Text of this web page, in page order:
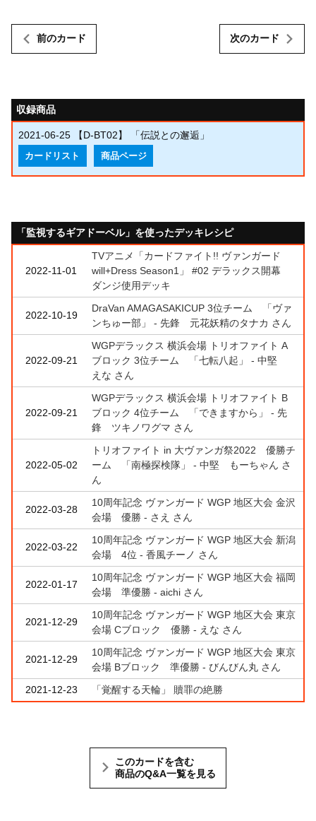
前のカード 次のカード
収録商品
2021-06-25 【D-BT02】 「伝説との邂逅」
カードリスト 商品ページ
「監視するギアドーベル」を使ったデッキレシピ
2022-11-01
TVアニメ「カードファイト!! ヴァンガード
will+Dress Season1」 #02 デラックス開幕
ダンジ使用デッキ
2022-10-19
DraVan AMAGASAKICUP 3位チーム 「ヴァ
ンちゅー部」 - 先鋒 元花妖精のタナカ さん
2022-09-21
WGPデラックス 横浜会場 トリオファイト A
ブロック 3位チーム 「七転八起」 - 中堅
えな さん
2022-09-21
WGPデラックス 横浜会場 トリオファイト B
ブロック 4位チーム 「できますから」 - 先
鋒 ツキノワグマ さん
2022-05-02
トリオファイト in 大ヴァンガ祭2022 優勝チ
ーム 「南極探検隊」 - 中堅 もーちゃん さ
ん
2022-03-28
10周年記念 ヴァンガード WGP 地区大会 金沢
会場 優勝 - さえ さん
2022-03-22
10周年記念 ヴァンガード WGP 地区大会 新潟
会場 4位 - 香風チーノ さん
2022-01-17
10周年記念 ヴァンガード WGP 地区大会 福岡
会場 準優勝 - aichi さん
2021-12-29
10周年記念 ヴァンガード WGP 地区大会 東京
会場 Cブロック 優勝 - えな さん
2021-12-29
10周年記念 ヴァンガード WGP 地区大会 東京
会場 Bブロック 準優勝 - びんびん丸 さん
2021-12-23
「覚醒する天輪」 贖罪の絶勝
このカードを含む
商品のQ&A一覧を見る